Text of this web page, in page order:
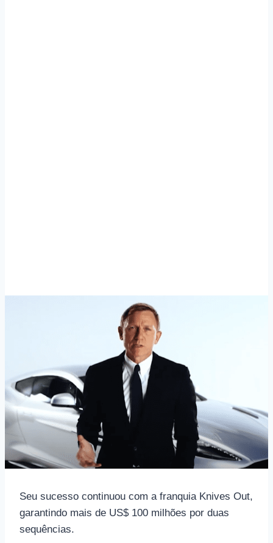
Seu sucesso continuou com a franquia Knives Out,
garantindo mais de US$ 100 milhões por duas
sequências.